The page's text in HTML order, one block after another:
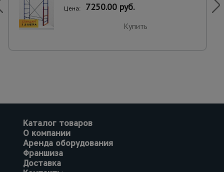
Цена: 7250.00 руб.
Купить
Каталог товаров
О компании
Аренда оборудования
Франшиза
Доставка